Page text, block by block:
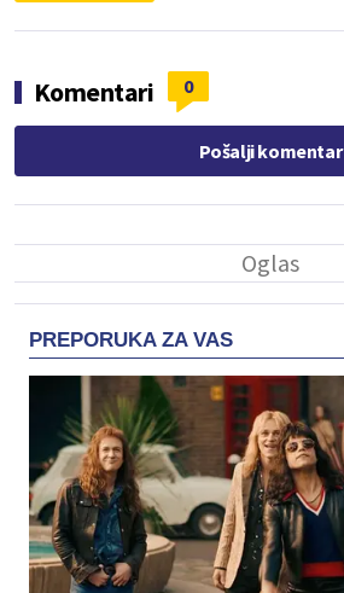
Komentari 0
Pošalji komentar
PREPORUKA ZA VAS